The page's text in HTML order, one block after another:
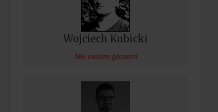
Wojciech Kubicki
Nie swoim głosem